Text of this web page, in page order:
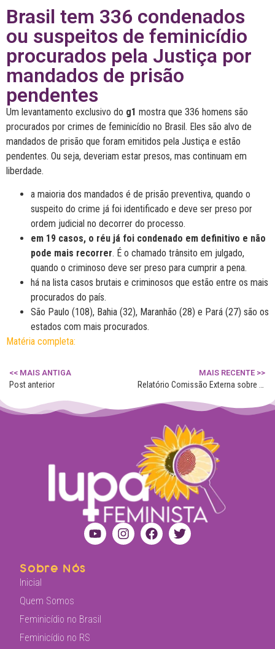
Brasil tem 336 condenados
ou suspeitos de feminicídio
procurados pela Justiça por
mandados de prisão
pendentes
Um levantamento exclusivo do g1 mostra que 336 homens são
procurados por crimes de feminicídio no Brasil. Eles são alvo de
mandados de prisão que foram emitidos pela Justiça e estão
pendentes. Ou seja, deveriam estar presos, mas continuam em
liberdade.
a maioria dos mandados é de prisão preventiva, quando o
suspeito do crime já foi identificado e deve ser preso por
ordem judicial no decorrer do processo.
em 19 casos, o réu já foi condenado em definitivo e não
pode mais recorrer. É o chamado trânsito em julgado,
quando o criminoso deve ser preso para cumprir a pena.
há na lista casos brutais e criminosos que estão entre os mais
procurados do país.
São Paulo (108), Bahia (32), Maranhão (28) e Pará (27) são os
estados com mais procurados.
Matéria completa:
<< MAIS ANTIGA
Post anterior
MAIS RECENTE >>
Sobre Nós
Inicial
Quem Somos
Feminicídio no Brasil
Feminicídio no RS